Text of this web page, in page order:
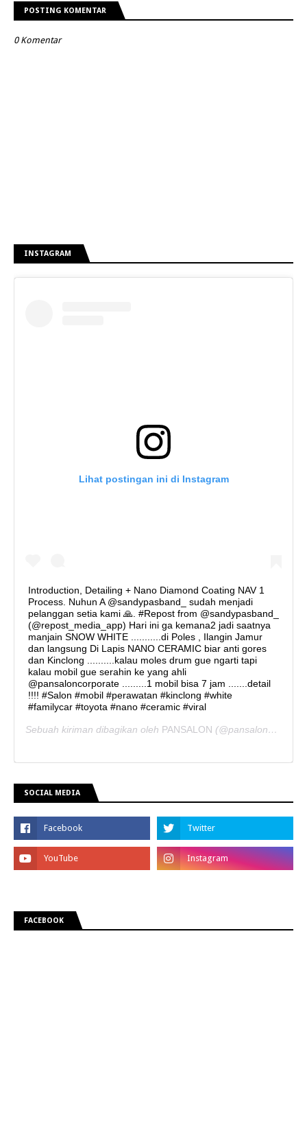
POSTING KOMENTAR
0 Komentar
INSTAGRAM
Lihat postingan ini di Instagram
Introduction, Detailing + Nano Diamond Coating NAV 1
Process. Nuhun A @sandypasband_ sudah menjadi
pelanggan setia kami 🙏. #Repost from @sandypasband_
(@repost_media_app) Hari ini ga kemana2 jadi saatnya
manjain SNOW WHITE ...........di Poles , Ilangin Jamur
dan langsung Di Lapis NANO CERAMIC biar anti gores
dan Kinclong ..........kalau moles drum gue ngarti tapi
kalau mobil gue serahin ke yang ahli
@pansaloncorporate .........1 mobil bisa 7 jam .......detail
!!!! #Salon #mobil #perawatan #kinclong #white
#familycar #toyota #nano #ceramic #viral
Sebuah kiriman dibagikan oleh PANSALON (@pansaloncorporate) pada
SOCIAL MEDIA
FACEBOOK